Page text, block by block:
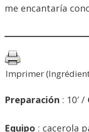
me encantaría
Imprimer
Preparación : 10′ /
Equipo : cacerola